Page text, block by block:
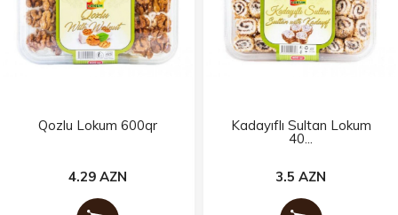
Qozlu Lokum 600qr
4.29 AZN
Kadayıflı Sultan Lokum
40...
3.5 AZN